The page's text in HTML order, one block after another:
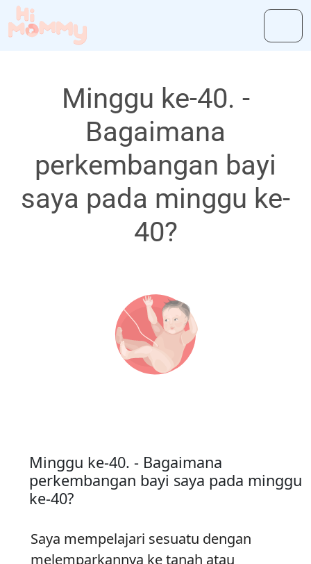
Minggu ke-40. -
Bagaimana
perkembangan bayi
saya pada minggu ke-
40?
Minggu ke-40. - Bagaimana
perkembangan bayi saya pada minggu
ke-40?
Saya mempelajari sesuatu dengan
melemparkannya ke tanah atau